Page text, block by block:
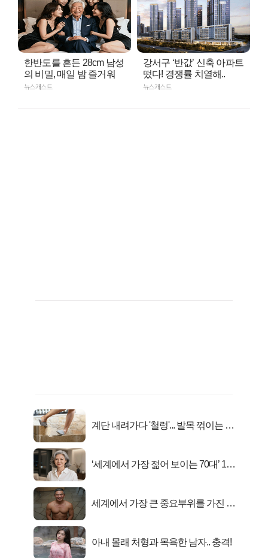
한반도를 흔든 28cm 남성
의 비밀, 매일 밤 즐거워
뉴스캐스트
강서구 ‘반값’ 신축 아파트
떴다! 경쟁률 치열해..
뉴스캐스트
계단 내려가다 '철렁'... 발목 꺾이는 이
‘세계에서 가장 젊어 보이는 70대’ 1위
세계에서 가장 큰 중요부위를 가진 남
아내 몰래 처형과 목욕한 남자.. 충격!